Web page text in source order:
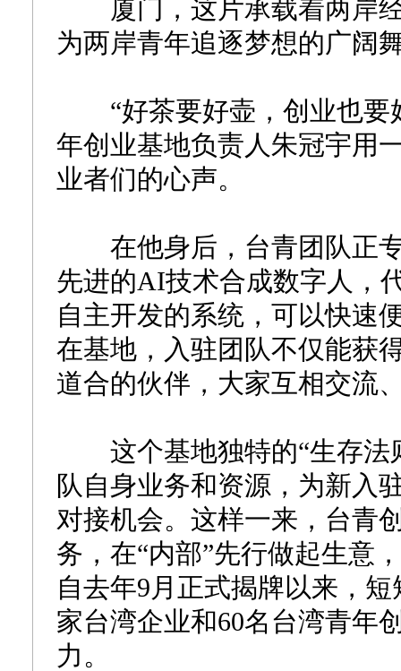
厦门，这片承载着两岸经
为两岸青年追逐梦想的广阔
“好茶要好壶，创业也要
年创业基地负责人朱冠宇用
业者们的心声。
在他身后，台青团队正
先进的AI技术合成数字人，
自主开发的系统，可以快速
在基地，入驻团队不仅能获
道合的伙伴，大家互相交流
这个基地独特的“生存法
队自身业务和资源，为新入
对接机会。这样一来，台青
务，在“内部”先行做起生意
自去年9月正式揭牌以来，
家台湾企业和60名台湾青年
力。